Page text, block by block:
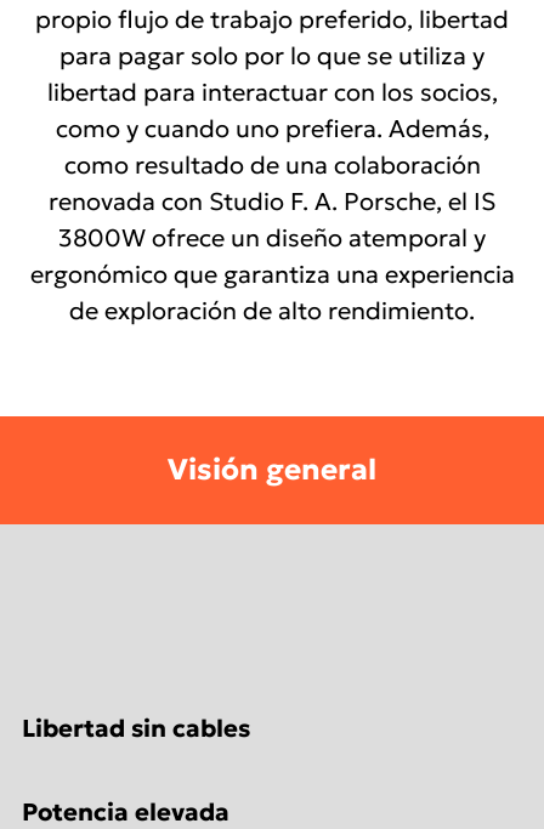
propio flujo de trabajo preferido, libertad
para pagar solo por lo que se utiliza y
libertad para interactuar con los socios,
como y cuando uno prefiera. Además,
como resultado de una colaboración
renovada con Studio F. A. Porsche, el IS
3800W ofrece un diseño atemporal y
ergonómico que garantiza una experiencia
de exploración de alto rendimiento.
Visión general
Libertad sin cables
Potencia elevada